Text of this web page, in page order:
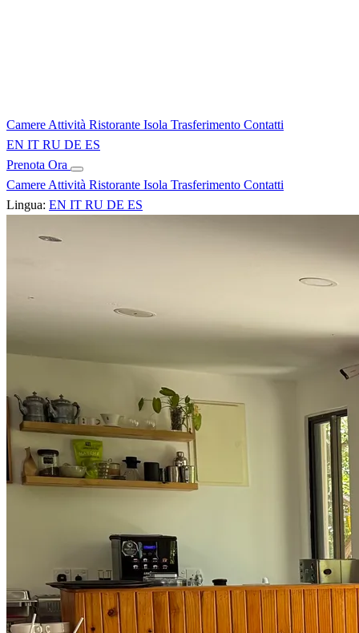
Camere Attività Ristorante Isola Trasferimento Contatti
EN IT RU DE ES
Prenota Ora
Camere Attività Ristorante Isola Trasferimento Contatti
Lingua: EN IT RU DE ES